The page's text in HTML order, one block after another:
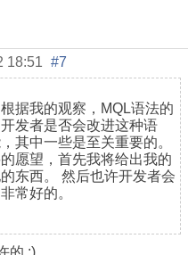
18:51 #7
据我的观察，MQL语法的
发者是否会改进这种语
其中一些是至关重要的。
愿望，首先我将给出我的
东西。 然后也许开发者会
常好的。
的 :)